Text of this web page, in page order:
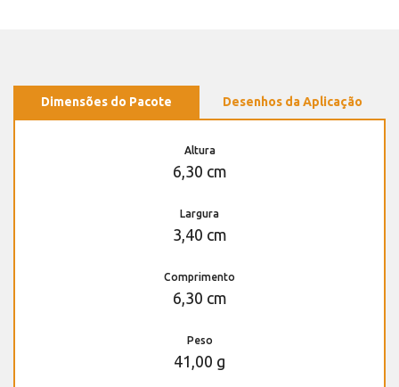
Dimensões do Pacote Desenhos da Aplicação
Altura
6,30 cm
Largura
3,40 cm
Comprimento
6,30 cm
Peso
41,00 g